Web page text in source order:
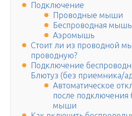
Подключение
Проводные мыши
Беспроводная мышь
Аэромышь
Стоит ли из проводной
проводную?
Подключение
Блютуз (без приемника/
Автоматическое
после подключения
мыши